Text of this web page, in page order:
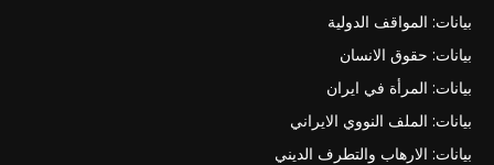
بيانات: المواقف الدولية
بيانات: حقوق الانسان
بيانات: المرأة في ايران
بيانات: الملف النووي الايراني
بيانات: الارهاب والتطرف الديني